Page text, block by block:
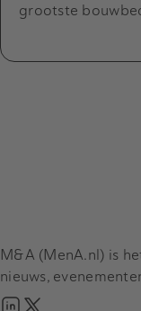
grootste
M&A (MenA.nl) is
nieuws,